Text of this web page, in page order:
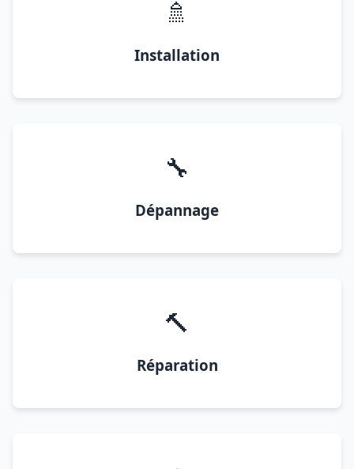
🚿
Installation
🔧
Dépannage
🔨
Réparation